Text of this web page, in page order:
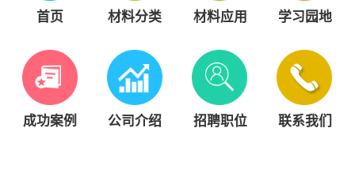
首页 材料分类 材料应用 学习园地
成功案例 公司介绍 招聘职位 联系我们